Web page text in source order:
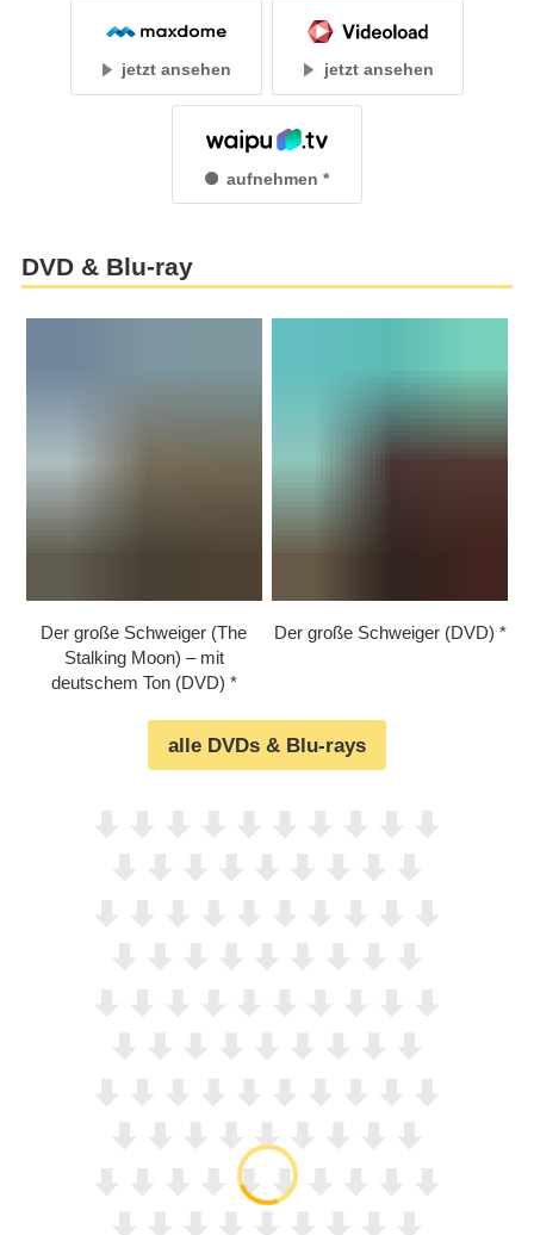
jetzt ansehen jetzt ansehen
aufnehmen
DVD & Blu-ray
Der große Schweiger (The
Stalking Moon) – mit
deutschem Ton (DVD)
Der große Schweiger (DVD)
alle DVDs & Blu-rays